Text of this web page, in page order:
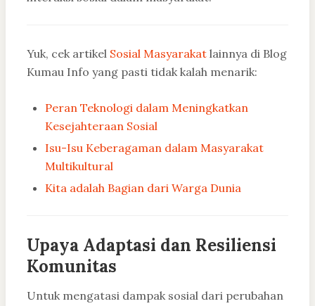
Yuk, cek artikel Sosial Masyarakat lainnya di Blog
Kumau Info yang pasti tidak kalah menarik:
Peran Teknologi dalam Meningkatkan
Kesejahteraan Sosial
Isu-Isu Keberagaman dalam Masyarakat
Multikultural
Kita adalah Bagian dari Warga Dunia
Upaya Adaptasi dan Resiliensi
Komunitas
Untuk mengatasi dampak sosial dari perubahan